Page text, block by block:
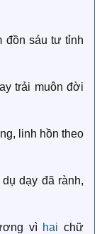
đồn sáu tư tỉnh
trải muôn đời
linh hồn theo
dạy đã rành,
vì hai chữ